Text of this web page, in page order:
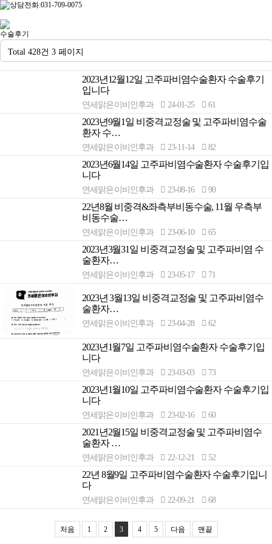
수술후기
Total 428건 3 페이지
2023년12월12일 고주파비염수술환자 수술후기
입니다
연세맑은이비인후과 24-01-25 61
2023년9월1일 비중격교정술 및 고주파비염수술
환자 수…
연세맑은이비인후과 23-11-14 82
2023년6월14일 고주파비염수술환자 수술후기입
니다
연세맑은이비인후과 23-08-16 90
22년8월 비중격&좌측부비동수술, 11월 우측부
비동수술…
연세맑은이비인후과 23-06-10 65
2023년3월31일 비중격교정술 및 고주파비염 수
술환자…
연세맑은이비인후과 23-05-17 71
2023년 3월13일 비중격교정술 및 고주파비염수
술환자…
연세맑은이비인후과 23-04-28 62
2023년1월7일 고주파비염수술환자 수술후기입
니다
연세맑은이비인후과 23-03-03 73
2023년1월10일 고주파비염수술환자 수술후기입
니다
연세맑은이비인후과 23-02-16 60
2021년2월15일 비중격교정술 및 고주파비염수
술환자 …
연세맑은이비인후과 22-12-21 52
22년 8월9일 고주파비염수술환자 수술후기입니
다
연세맑은이비인후과 22-09-21 68
처음 1 2 3 4 5 다음 맨끝